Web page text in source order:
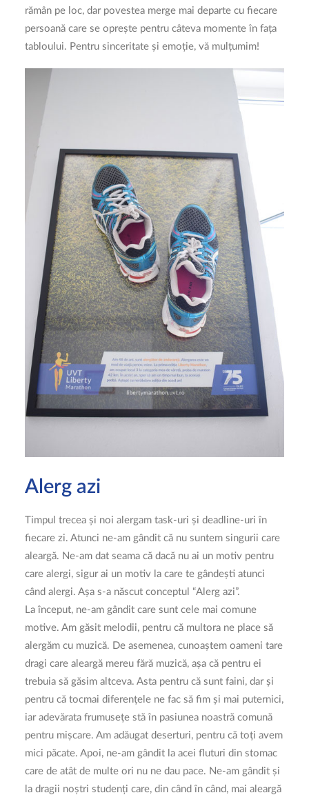
rămân pe loc, dar povestea merge mai departe cu fiecare
persoană care se oprește pentru câteva momente în fața
tabloului. Pentru sinceritate și emoție, vă mulțumim!
Alerg azi
Timpul trecea și noi alergam task-uri și deadline-uri în
fiecare zi. Atunci ne-am gândit că nu suntem singurii care
aleargă. Ne-am dat seama că dacă nu ai un motiv pentru
care alergi, sigur ai un motiv la care te gândești atunci
când alergi. Așa s-a născut conceptul “Alerg azi”.
La început, ne-am gândit care sunt cele mai comune
motive. Am găsit melodii, pentru că multora ne place să
alergăm cu muzică. De asemenea, cunoaștem oameni tare
dragi care aleargă mereu fără muzică, așa că pentru ei
trebuia să găsim altceva. Asta pentru că sunt faini, dar și
pentru că tocmai diferențele ne fac să fim și mai puternici,
iar adevărata frumusețe stă în pasiunea noastră comună
pentru mișcare. Am adăugat deserturi, pentru că toți avem
mici păcate. Apoi, ne-am gândit la acei fluturi din stomac
care de atât de multe ori nu ne dau pace. Ne-am gândit și
la dragii noștri studenți care, din când în când, mai aleargă